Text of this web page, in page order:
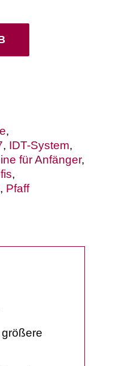
,
, IDT-System,
für Anfänger,
,
, Pfaff